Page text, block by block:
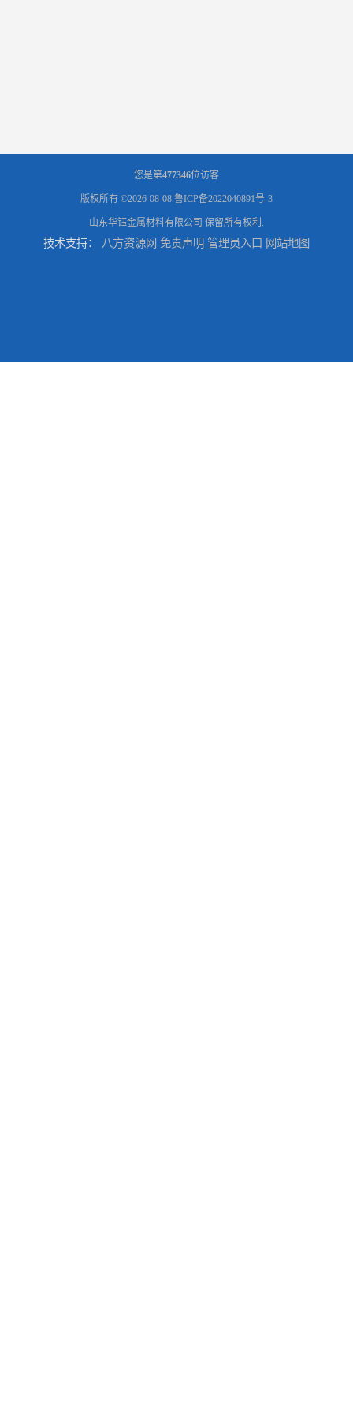
您是第477346位访客
版权所有 ©2026-08-08 鲁ICP备2022040891号-3
山东华钰金属材料有限公司 保留所有权利.
技术支持： 八方资源网 免责声明 管理员入口 网站地图